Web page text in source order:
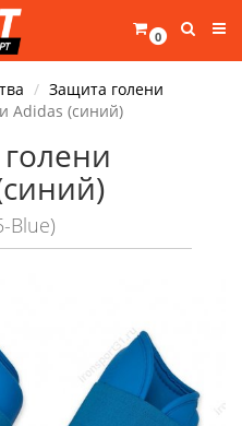
0
Защита голени
Adidas (синий)
Blue)